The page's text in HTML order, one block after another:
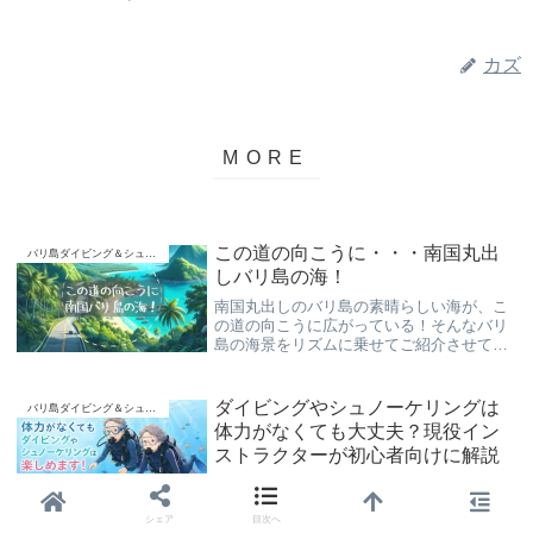
カズ
バリ島ダイビング＆シュノーケリング
この道の向こうに・・・南国丸出
しバリ島の海！
南国丸出しのバリ島の素晴らしい海が、こ
の道の向こうに広がっている！そんなバリ
島の海景をリズムに乗せてご紹介させて頂
ブ”、是非ご覧下さい(*^▽^*)
ダイビングやシュノーケリングは
体力がなくても大丈夫？現役イン
ストラクターが初心者向けに解説
ダイビングやシュノーケリングは体力がな
いとできない？そんな不安を持つ初心者や
シニアの方へ。現役インストラクターが必
シェア 目次へ